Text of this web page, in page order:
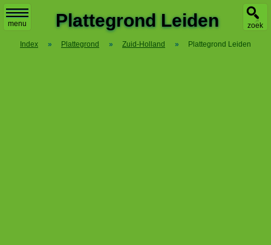
menu zoek
Plattegrond Leiden
Index » Plattegrond » Zuid-Holland » Plattegrond Leiden